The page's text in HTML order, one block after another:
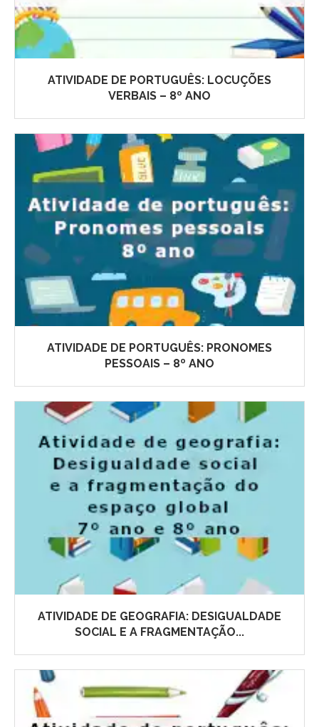
ATIVIDADE DE PORTUGUÊS: LOCUÇÕES
VERBAIS – 8º ANO
ATIVIDADE DE PORTUGUÊS: PRONOMES
PESSOAIS – 8º ANO
ATIVIDADE DE GEOGRAFIA: DESIGUALDADE
SOCIAL E A FRAGMENTAÇÃO...